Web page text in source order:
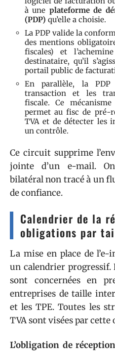
à une plateforme de
(PDP) qu’elle a choisie.
La PDP valide la
des mentions
fiscales) et
destinataire, qu’il
portail public de
En parallèle, la
transaction et les
fiscale. Ce
permet au fisc de pré-
TVA et de détecter les
un contrôle.
Ce circuit supprime
jointe d’un e-mail.
bilatéral non tracé à un
de confiance.
Calendrier de la
obligations par
La mise en place de
un calendrier progressif.
sont concernées en
entreprises de taille
et les TPE. Toutes les
TVA sont visées par
L’obligation de